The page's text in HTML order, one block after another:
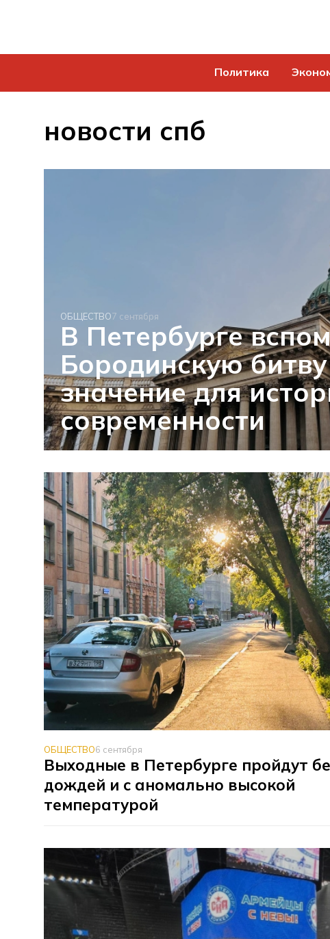
Политика
новости спб
ОБЩЕСТВО7 сентября
В Петербурге
Бородинскую
значение для
современности
ОБЩЕСТВО6 сентября
Выходные в Петербурге пройдут
дождей и с аномально высокой
температурой